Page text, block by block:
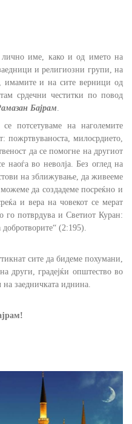
име, како и од името на
и религиозни групи, на
имамите и на сите верници од
срдечни честитки по повод
Бајрам
потсетуваме на наголемите
пожртвуваноста, милосрдието,
да се помогне на другиот
наоѓа во неволја. Без оглед на
на зближување, да живееме
да создадеме посреќно и
и вера на човекот се мерат
го потврдува и Светиот Куран:
(2:195).
сите да бидеме похумани,
други, градејќи општество во
заедничката иднина.